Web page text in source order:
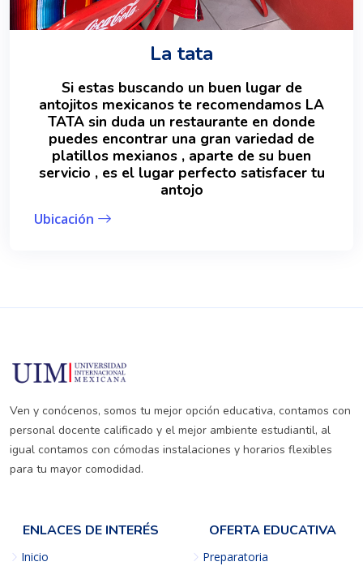
La tata
Si estas buscando un buen lugar de
antojitos mexicanos te recomendamos LA
TATA sin duda un restaurante en donde
puedes encontrar una gran variedad de
platillos mexianos , aparte de su buen
servicio , es el lugar perfecto satisfacer tu
antojo
Ubicación
Ven y conócenos, somos tu mejor opción educativa, contamos con
personal docente calificado y el mejor ambiente estudiantil, al
igual contamos con cómodas instalaciones y horarios flexibles
para tu mayor comodidad.
ENLACES DE INTERÉS
Inicio
OFERTA EDUCATIVA
Preparatoria